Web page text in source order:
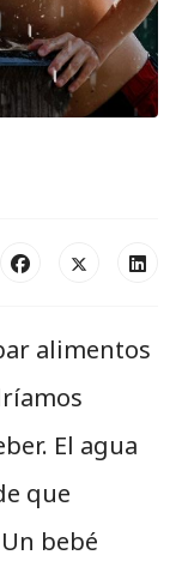
alimentos
El agua
que
bebé